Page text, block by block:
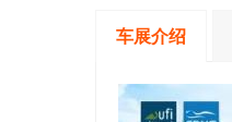
车展介绍